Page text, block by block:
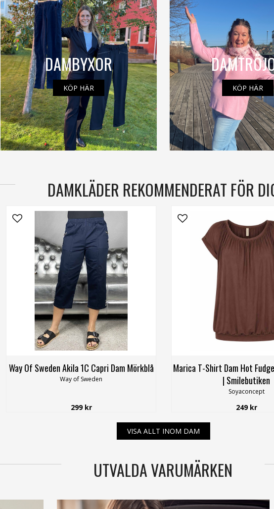
DAMBYXOR
KÖP HÄR KÖP HÄR
DAMKLÄDER REKOMMENDERAT FÖR
Way Of Sweden Akila 1C Capri Dam Mörkblå
Way of Sweden
299 kr
Marica T-Shirt Dam Hot
| Smilebutiken
Soyaconcept
249 kr
VISA ALLT INOM DAM
UTVALDA VARUMÄRKEN